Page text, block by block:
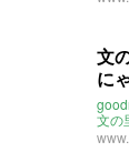
文
に
文の